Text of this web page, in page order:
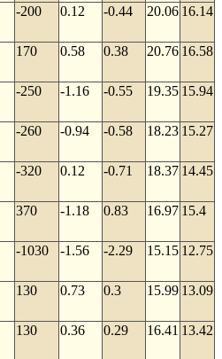
-200 0.12 -0.44 20.06 16.14
170 0.58 0.38 20.76 16.58
-250 -1.16 -0.55 19.35 15.94
-260 -0.94 -0.58 18.23 15.27
-320 0.12 -0.71 18.37 14.45
370 -1.18 0.83 16.97 15.4
-1030 -1.56 -2.29 15.15 12.75
130 0.73 0.3 15.99 13.09
130 0.36 0.29 16.41 13.42